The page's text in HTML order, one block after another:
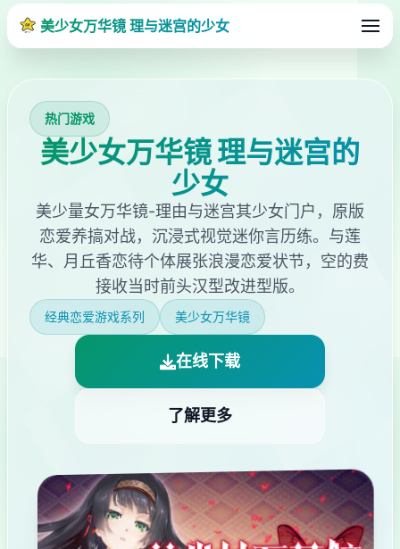
美少女万华镜 理与迷宫的少女
热门游戏
美少女万华镜 理与迷宫的
少女
美少量女万华镜-理由与迷宫其少女门户，原版
恋爱养搞对战，沉浸式视觉迷你言历练。与莲
华、月丘香恋待个体展张浪漫恋爱状节，空的费
接收当时前头汉型改进型版。
经典恋爱游戏系列 美少女万华镜
在线下载
了解更多